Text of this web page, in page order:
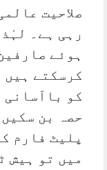
صلاحیت
رہی ہے۔
ہوئے
کرسکتے ہیں
کو باآسانی
حصہ بن
پلیٹ فارم
میں تو ہیش